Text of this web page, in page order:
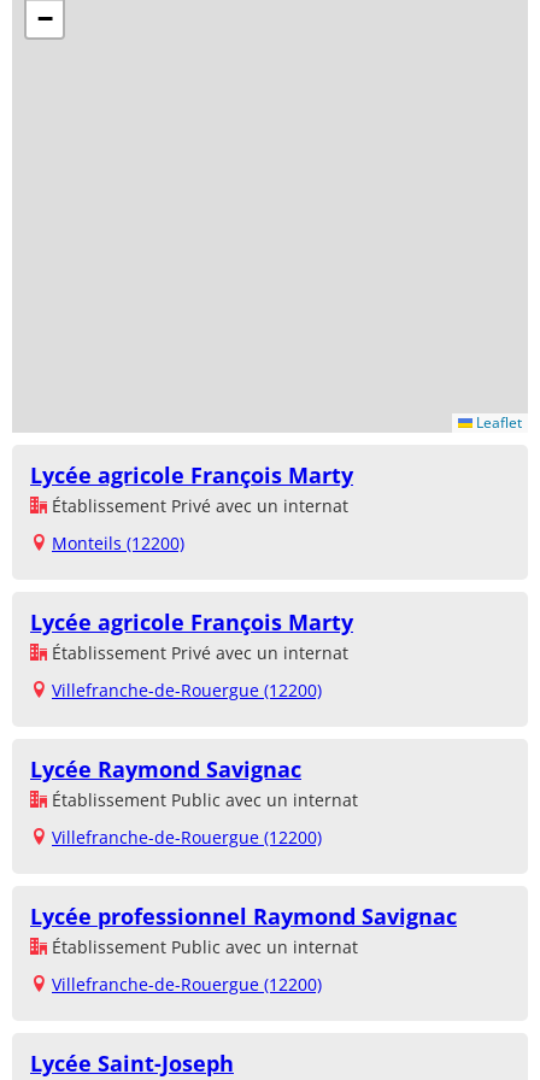
−
Leaflet
Lycée agricole François Marty
Établissement Privé avec un internat
Monteils (12200)
Lycée agricole François Marty
Établissement Privé avec un internat
Villefranche-de-Rouergue (12200)
Lycée Raymond Savignac
Établissement Public avec un internat
Villefranche-de-Rouergue (12200)
Lycée professionnel Raymond Savignac
Établissement Public avec un internat
Villefranche-de-Rouergue (12200)
Lycée Saint-Joseph